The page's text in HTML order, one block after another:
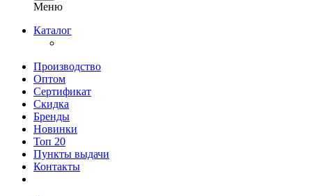
Меню
Каталог
Производство
Оптом
Сертификат
Скидка
Бренды
Новинки
Топ 20
Пункты выдачи
Контакты